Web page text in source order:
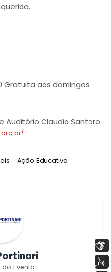
Gratuita aos domingos
Auditório Claudio Santoro
Tag:
Ação Educativa
Evento